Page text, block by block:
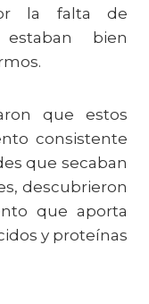
la falta de
bien
que estos
consistente
que secaban
descubrieron
que aporta
y proteínas